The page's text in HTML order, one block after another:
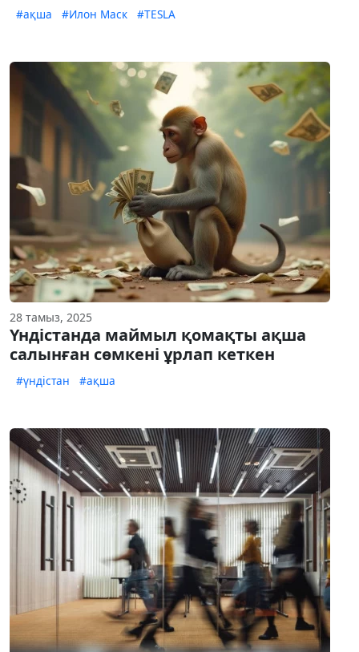
#ақша #Илон Маск #TESLA
28 тамыз, 2025
Үндістанда маймыл қомақты ақша
салынған сөмкені ұрлап кеткен
#үндістан #ақша